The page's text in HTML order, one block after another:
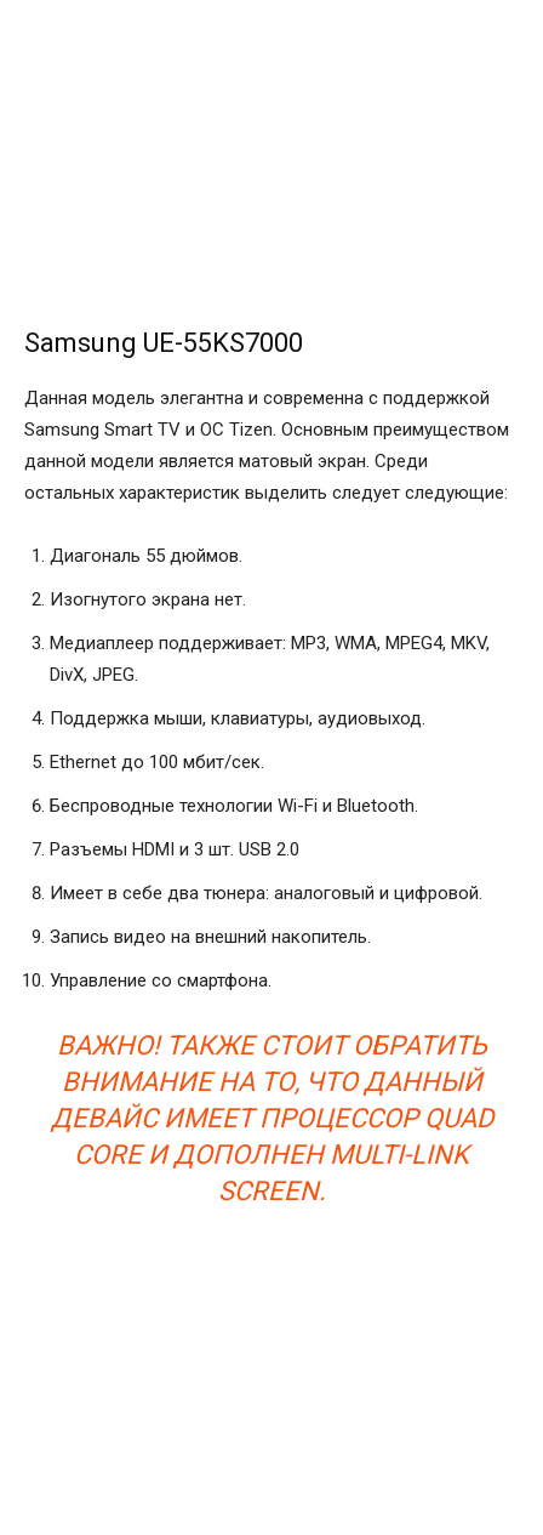
Samsung UE-55KS7000
Данная модель элегантна и современна с поддержкой
Samsung Smart TV и ОС Tizen. Основным преимуществом
данной модели является матовый экран. Среди
остальных характеристик выделить следует следующие:
Диагональ 55 дюймов.
Изогнутого экрана нет.
Медиаплеер поддерживает: MP3, WMA, MPEG4, MKV,
DivX, JPEG.
Поддержка мыши, клавиатуры, аудиовыход.
Ethernet до 100 мбит/сек.
Беспроводные технологии Wi-Fi и Bluetooth.
Разъемы HDMI и 3 шт. USB 2.0
Имеет в себе два тюнера: аналоговый и цифровой.
Запись видео на внешний накопитель.
Управление со смартфона.
ВАЖНО! ТАКЖЕ СТОИТ ОБРАТИТЬ
ВНИМАНИЕ НА ТО, ЧТО ДАННЫЙ
ДЕВАЙС ИМЕЕТ ПРОЦЕССОР QUAD
CORE И ДОПОЛНЕН MULTI-LINK
SCREEN.